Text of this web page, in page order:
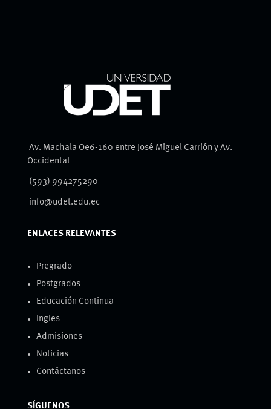
Av. Machala Oe6-160 entre José Miguel Carrión y Av.
Occidental
(593) 994275290
info@udet.edu.ec
ENLACES RELEVANTES
Pregrado
Postgrados
Educación Continua
Ingles
Admisiones
Noticias
Contáctanos
SÍGUENOS